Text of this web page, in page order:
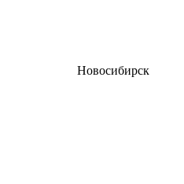
Новосибирск